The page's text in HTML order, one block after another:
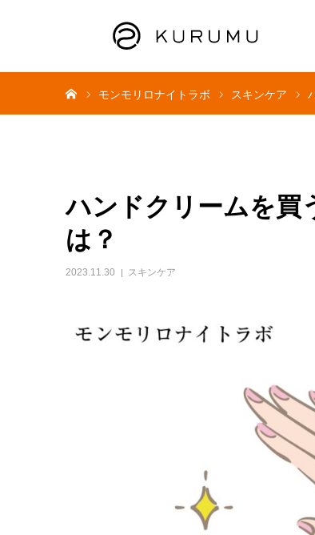
モンモリロナイトラボ スキンケア
ハンドクリームを買
は？
2023.11.30 スキンケア